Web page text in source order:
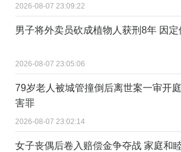
2026-08-07 23:09:22
男子将外卖员砍成植物人获刑8年 因定
2026-08-07 23:05:06
79岁老人被城管撞倒后离世案一审开
害罪
2026-08-07 23:02:14
女子丧偶后卷入赔偿金争夺战 家庭和